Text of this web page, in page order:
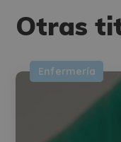
Otras
Enfermería